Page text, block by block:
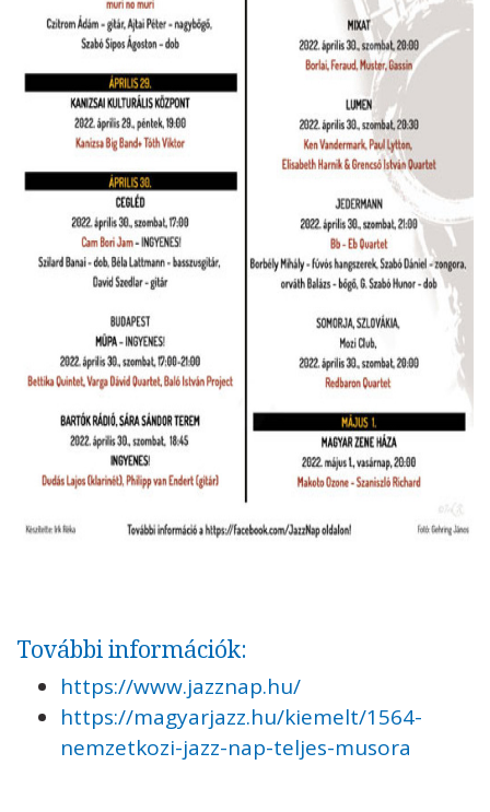
További információk:
https://www.jazznap.hu/
https://magyarjazz.hu/kiemelt/1564-
nemzetkozi-jazz-nap-teljes-musora